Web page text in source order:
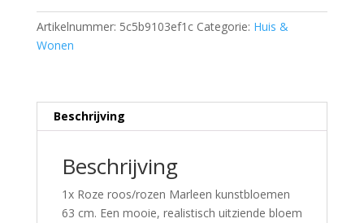
Artikelnummer: 5c5b9103ef1c Categorie: Huis &
Wonen
Beschrijving
Beschrijving
1x Roze roos/rozen Marleen kunstbloemen
63 cm. Een mooie, realistisch uitziende bloem